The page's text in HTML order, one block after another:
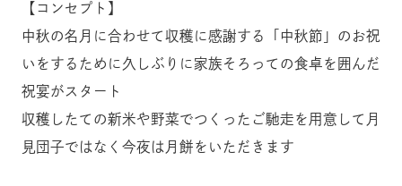
【コンセプト】
中秋の名月に合わせて収穫に感謝する「中秋節」のお祝
いをするために久しぶりに家族そろっての食卓を囲んだ
祝宴がスタート
収穫したての新米や野菜でつくったご馳走を用意して月
見団子ではなく今夜は月餅をいただきます